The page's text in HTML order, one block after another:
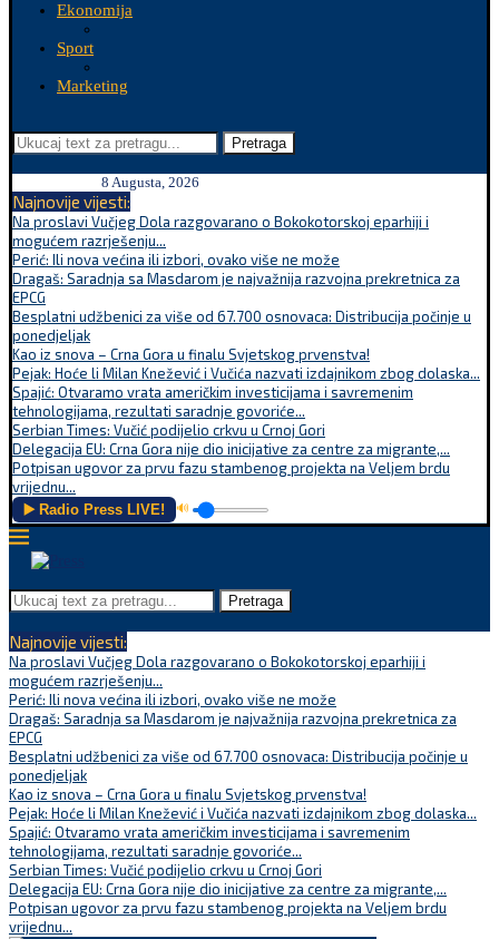
Ekonomija
Sport
Marketing
Pretraga
8 Augusta, 2026
Najnovije vijesti:
Na proslavi Vučjeg Dola razgovarano o Bokokotorskoj eparhiji i
mogućem razrješenju...
Perić: Ili nova većina ili izbori, ovako više ne može
Dragaš: Saradnja sa Masdarom je najvažnija razvojna prekretnica za
EPCG
Besplatni udžbenici za više od 67.700 osnovaca: Distribucija počinje u
ponedjeljak
Kao iz snova – Crna Gora u finalu Svjetskog prvenstva!
Pejak: Hoće li Milan Knežević i Vučića nazvati izdajnikom zbog dolaska...
Spajić: Otvaramo vrata američkim investicijama i savremenim
tehnologijama, rezultati saradnje govoriće...
Serbian Times: Vučić podijelio crkvu u Crnoj Gori
Delegacija EU: Crna Gora nije dio inicijative za centre za migrante,...
Potpisan ugovor za prvu fazu stambenog projekta na Veljem brdu
vrijednu...
▶️ Radio Press LIVE! 🔊
Pretraga
Najnovije vijesti:
Na proslavi Vučjeg Dola razgovarano o Bokokotorskoj eparhiji i
mogućem razrješenju...
Perić: Ili nova većina ili izbori, ovako više ne može
Dragaš: Saradnja sa Masdarom je najvažnija razvojna prekretnica za
EPCG
Besplatni udžbenici za više od 67.700 osnovaca: Distribucija počinje u
ponedjeljak
Kao iz snova – Crna Gora u finalu Svjetskog prvenstva!
Pejak: Hoće li Milan Knežević i Vučića nazvati izdajnikom zbog dolaska...
Spajić: Otvaramo vrata američkim investicijama i savremenim
tehnologijama, rezultati saradnje govoriće...
Serbian Times: Vučić podijelio crkvu u Crnoj Gori
Delegacija EU: Crna Gora nije dio inicijative za centre za migrante,...
Potpisan ugovor za prvu fazu stambenog projekta na Veljem brdu
vrijednu...